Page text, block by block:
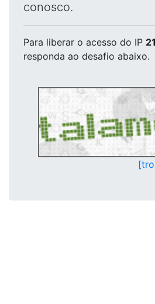
conosco.
Para liberar o acesso do IP
responda ao desafio abaixo.